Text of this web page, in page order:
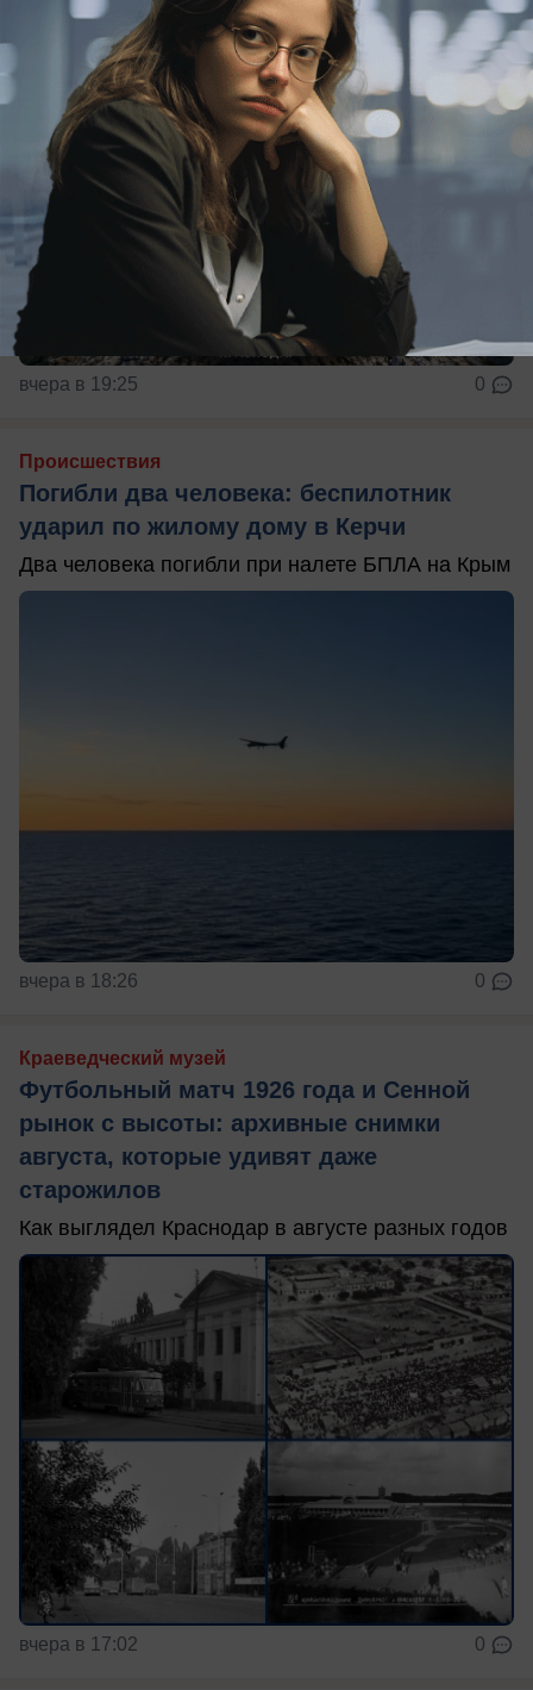
вчера в 19:25 0
Происшествия
Погибли два человека: беспилотник
ударил по жилому дому в Керчи
Два человека погибли при налете БПЛА на Крым
вчера в 18:26 0
Краеведческий музей
Футбольный матч 1926 года и Сенной
рынок с высоты: архивные снимки
августа, которые удивят даже
старожилов
Как выглядел Краснодар в августе разных годов
вчера в 17:02 0